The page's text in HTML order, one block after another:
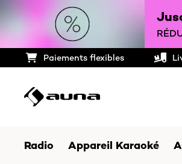
Paiements flexibles
Radio Appareil Karaoké